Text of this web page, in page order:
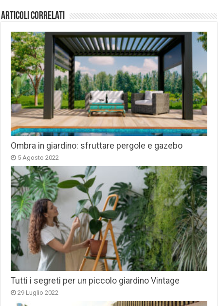
Articoli correlati
Ombra in giardino: sfruttare pergole e gazebo
5 Agosto 2022
Tutti i segreti per un piccolo giardino Vintage
29 Luglio 2022